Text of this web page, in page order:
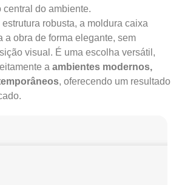
do ambiente.
robusta, a moldura caixa
a obra de forma elegante, sem
visual. É uma escolha versátil,
a ambientes modernos,
, oferecendo um resultado